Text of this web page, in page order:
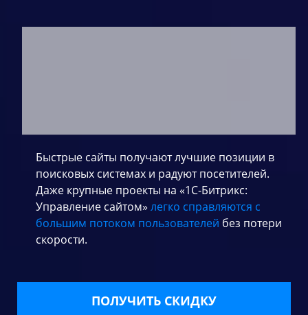
Быстрые сайты получают лучшие позиции в
поисковых системах и радуют посетителей.
Даже крупные проекты на «1С-Битрикс:
Управление сайтом» легко справляются с
большим потоком пользователей без потери
скорости.
ПОЛУЧИТЬ СКИДКУ